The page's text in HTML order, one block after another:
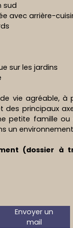
sud
avec arrière-
sur les jardins
vie agréable, à
principaux
petite famille
un
(dossier à
Envoyer un
mail